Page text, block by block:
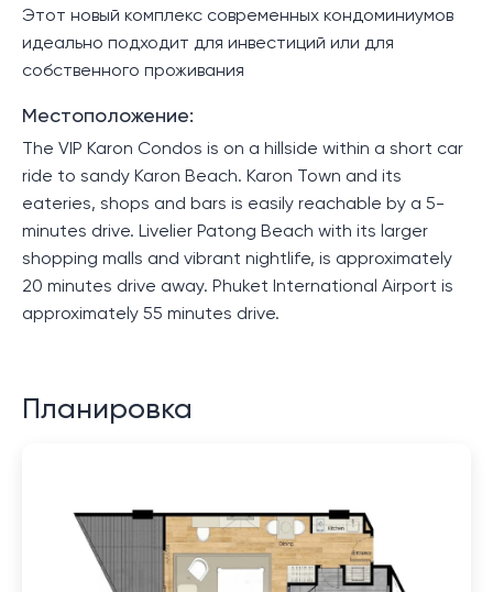
Этот новый комплекс современных кондоминиумов
идеально подходит для инвестиций или для
собственного проживания
Местоположение:
The VIP Karon Condos is on a hillside within a short car
ride to sandy Karon Beach. Karon Town and its
eateries, shops and bars is easily reachable by a 5-
minutes drive. Livelier Patong Beach with its larger
shopping malls and vibrant nightlife, is approximately
20 minutes drive away. Phuket International Airport is
approximately 55 minutes drive.
Планировка